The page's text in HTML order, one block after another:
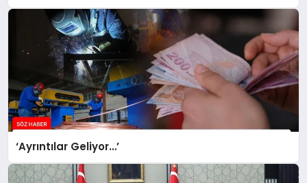
‘Ayrıntılar Geliyor…’